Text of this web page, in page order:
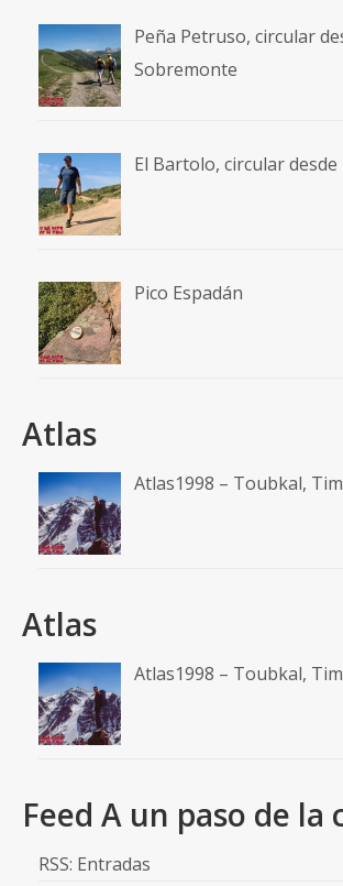
Peña Petruso, circular
Sobremonte
El Bartolo, circular desde
Pico Espadán
Atlas
Atlas1998 – Toubkal,
Atlas
Atlas1998 – Toubkal,
Feed A un paso de la
RSS: Entradas